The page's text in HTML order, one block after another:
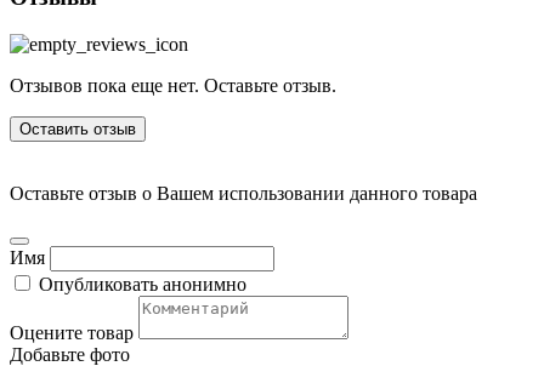
Отзывов пока еще нет. Оставьте отзыв.
Оставить отзыв
Оставьте отзыв о Вашем использовании данного товара
Имя
Опубликовать анонимно
Оцените товар
Добавьте фото